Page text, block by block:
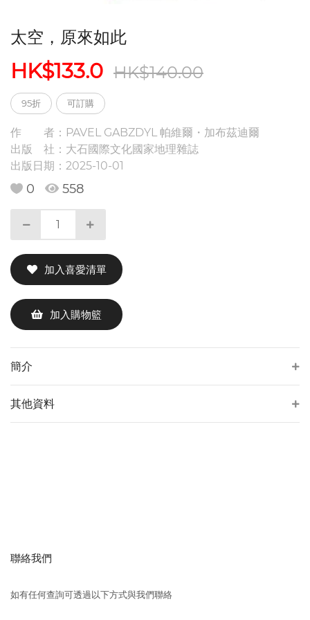
太空，原來如此
HK$133.0 HK$140.00
95折 可訂購
作 者： PAVEL GABZDYL 帕維爾・加布茲迪爾
出版 社： 大石國際文化國家地理雜誌
出版日期： 2025-10-01
0 558
加入喜愛清單
加入購物籃
簡介
其他資料
聯絡我們
如有任何查詢可透過以下方式與我們聯絡